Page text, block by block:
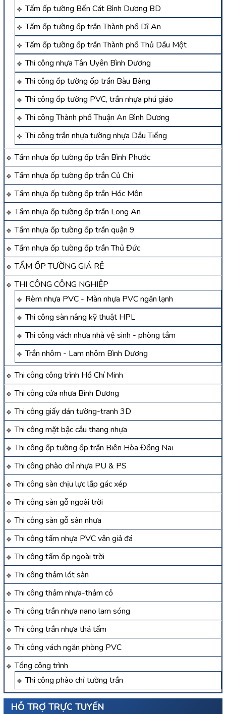
Tấm ốp tường Bến Cát Bình Dương BD
Tấm ốp tường ốp trần Thành phố Dĩ An
Tấm ốp tường ốp trần Thành phố Thủ Dầu Một
Thi công nhựa Tân Uyên Bình Dương
Thi công ốp tường ốp trần Bàu Bàng
Thi công ốp tường PVC, trần nhựa phú giáo
Thi công Thành phố Thuận An Bình Dương
Thi công trần nhựa tường nhựa Dầu Tiếng
Tấm nhựa ốp tường ốp trần Bình Phước
Tấm nhựa ốp tường ốp trần Củ Chi
Tấm nhựa ốp tường ốp trần Hóc Môn
Tấm nhựa ốp tường ốp trần Long An
Tấm nhựa ốp tường ốp trần quận 9
Tấm nhựa ốp tường ốp trần Thủ Đức
TẤM ỐP TƯỜNG GIÁ RẺ
THI CÔNG CÔNG NGHIỆP
Rèm nhựa PVC - Màn nhựa PVC ngăn lạnh
Thi công sàn nâng kỹ thuật HPL
Thi công vách nhựa nhà vệ sinh - phòng tắm
Trần nhôm - Lam nhôm Bình Dương
Thi công công trình Hồ Chí Minh
Thi công cửa nhựa Bình Dương
Thi công giấy dán tường-tranh 3D
Thi công mặt bậc cầu thang nhựa
Thi công ốp tường ốp trần Biên Hòa Đồng Nai
Thi công phào chỉ nhựa PU & PS
Thi công sàn chịu lực lắp gác xép
Thi công sàn gỗ ngoài trời
Thi công sàn gỗ sàn nhựa
Thi công tấm nhựa PVC vân giả đá
Thi công tấm ốp ngoài trời
Thi công thảm lót sàn
Thi công thảm nhựa-thảm cỏ
Thi công trần nhựa nano lam sóng
Thi công trần nhựa thả tấm
Thi công vách ngăn phòng PVC
Tổng công trình
Thi công phào chỉ tường trần
HỖ TRỢ TRỰC TUYẾN